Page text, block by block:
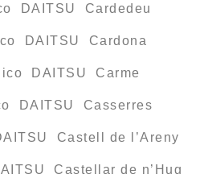
DAITSU Cardedeu
DAITSU Cardona
DAITSU Carme
DAITSU Casserres
Castell de l’Areny
Castellar de n’Hug